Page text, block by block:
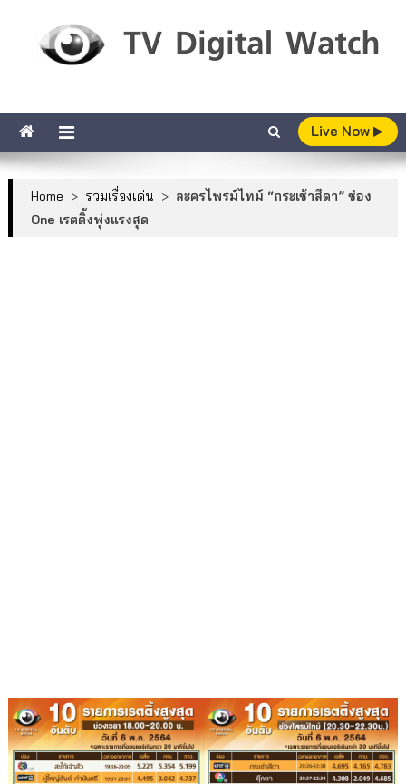
Live Now
Home > รวมเรื่องเด่น > ละครไพรม์ไทม์ “กระเช้าสีดา” ช่อง
One เรตติ้งพุ่งแรงสุด